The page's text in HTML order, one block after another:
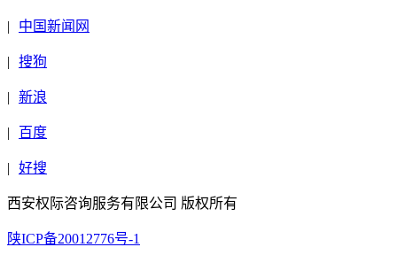
| 中国新闻网
| 搜狗
| 新浪
| 百度
| 好搜
西安权际咨询服务有限公司 版权所有
陕ICP备20012776号-1